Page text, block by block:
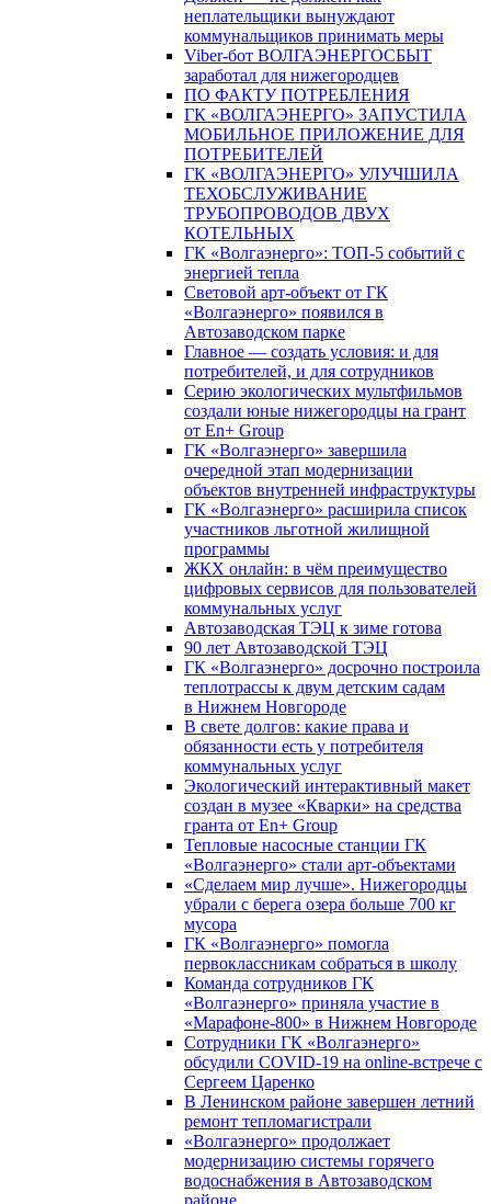
неплательщики вынуждают
коммунальщиков принимать меры
Viber-бот ВОЛГАЭНЕРГОСБЫТ
заработал для нижегородцев
ПО ФАКТУ ПОТРЕБЛЕНИЯ
ГК «ВОЛГАЭНЕРГО» ЗАПУСТИЛА
МОБИЛЬНОЕ ПРИЛОЖЕНИЕ ДЛЯ
ПОТРЕБИТЕЛЕЙ
ГК «ВОЛГАЭНЕРГО» УЛУЧШИЛА
ТЕХОБСЛУЖИВАНИЕ
ТРУБОПРОВОДОВ ДВУХ
КОТЕЛЬНЫХ
ГК «Волгаэнерго»: ТОП-5 событий с
энергией тепла
Световой арт-объект от ГК
«Волгаэнерго» появился в
Автозаводском парке
Главное — создать условия: и для
потребителей, и для сотрудников
Серию экологических мультфильмов
создали юные нижегородцы на грант
от En+ Group
ГК «Волгаэнерго» завершила
очередной этап модернизации
объектов внутренней инфраструктуры
ГК «Волгаэнерго» расширила список
участников льготной жилищной
программы
ЖКХ онлайн: в чём преимущество
цифровых сервисов для пользователей
коммунальных услуг
Автозаводская ТЭЦ к зиме готова
90 лет Автозаводской ТЭЦ
ГК «Волгаэнерго» досрочно построила
теплотрассы к двум детским садам
в Нижнем Новгороде
В свете долгов: какие права и
обязанности есть у потребителя
коммунальных услуг
Экологический интерактивный макет
создан в музее «Кварки» на средства
гранта от En+ Group
Тепловые насосные станции ГК
«Волгаэнерго» стали арт-объектами
«Сделаем мир лучше». Нижегородцы
убрали с берега озера больше 700 кг
мусора
ГК «Волгаэнерго» помогла
первоклассникам собраться в школу
Команда сотрудников ГК
«Волгаэнерго» приняла участие в
«Марафоне-800» в Нижнем Новгороде
Сотрудники ГК «Волгаэнерго»
обсудили COVID-19 на online-встрече с
Сергеем Царенко
В Ленинском районе завершен летний
ремонт тепломагистрали
«Волгаэнерго» продолжает
модернизацию системы горячего
водоснабжения в Автозаводском